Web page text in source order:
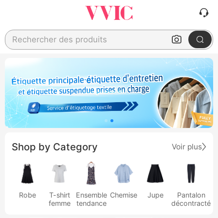
Rechercher des produits
Shop by Category Voir plus
Robe
T-shirt
femme
Ensemble
tendance
Chemise Jupe
Pantalon
décontracté